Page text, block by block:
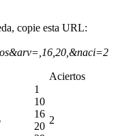
copie esta URL:
Aciertos
1
10
16
20
2